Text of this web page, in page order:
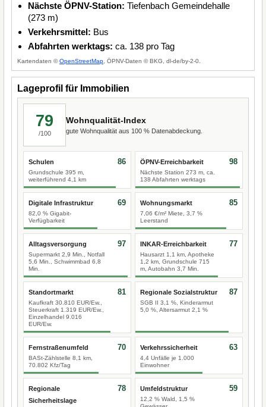
Nächste ÖPNV-Station: Tiefenbach Gemeindehalle
(273 m)
Verkehrsmittel: Bus
Abfahrten werktags: ca. 138 pro Tag
Kartendaten ©OpenStreetMap , ÖPNV-Daten © BKG, dl-de/by-2-0.
Lageprofil für Immobilien
79
/100
Wohnqualität-Index
gute Wohnqualität aus 100 % Datenabdeckung.
Schulen
Grundschule 395 m,
weiterführend 4,1 km
86 ÖPNV-Erreichbarkeit
Nächste Station 273 m, ca.
138 Abfahrten werktags
98
Digitale Infrastruktur
82,0 % Gigabit-
Verfügbarkeit
69 Wohnungsmarkt
7,06 €/m² Miete, 3,7 %
Leerstand
85
Alltagsversorgung
Supermarkt 2,9 Min., Notfall
5,6 Min., Schwimmbad 6,8
Min.
97 INKAR-Erreichbarkeit
Hausarzt 1,1 km, Apotheke
1,2 km, Grundschule 715
m, Autobahn 3,7 Min.
77
Standortmarkt
Kaufkraft 30.810 EUR/Ew.,
Steuerkraft 1.319 EUR/Ew.,
Einzelhandel 9.016
EUR/Ew.
81 Regionale Sozialstruktur
SGB II 3,1 %, Kinderarmut
5,0 %, Altersarmut 2,1 %
87
Fernstraßenumfeld
BASt-Zählstelle 8,1 km,
70.802 Kfz/Tag
70 Verkehrssicherheit
4,4 Unfälle je 1.000
Einwohner
63
Regionale
Sicherheitslage
78 Umfeldstruktur
12,2 % Wald, 1,5 %
59